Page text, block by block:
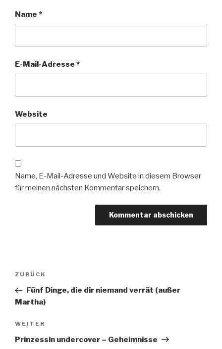
Name *
E-Mail-Adresse *
Website
Name, E-Mail-Adresse und Website in diesem Browser
für meinen nächsten Kommentar speichern.
Beitragsnavigation
Vorheriger
Beitrag
ZURÜCK
Fünf Dinge, die dir niemand verrät (außer
Martha)
Nächster
Beitrag
WEITER
Prinzessin undercover – Geheimnisse